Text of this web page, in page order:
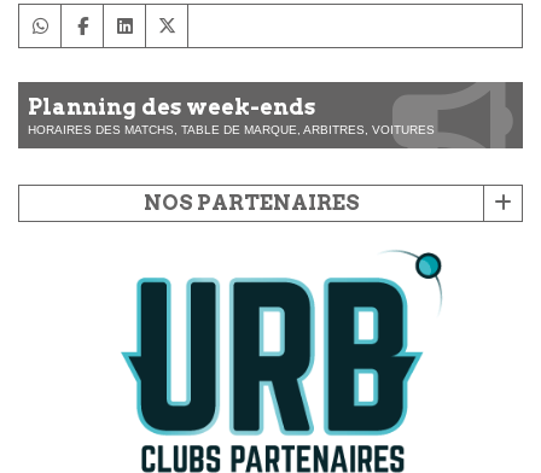
Planning des week-ends
HORAIRES DES MATCHS, TABLE DE MARQUE, ARBITRES, VOITURES
NOS PARTENAIRES